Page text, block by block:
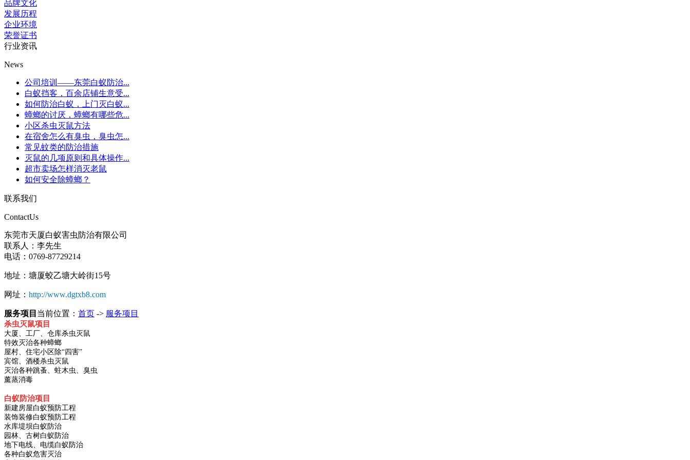
品牌文化
发展历程
企业环境
荣誉证书
行业资讯
News
公司培训——东莞白蚁防治...
白蚁挡客，百余店铺生意受...
如何防治白蚁，上门灭白蚁...
蟑螂的讨厌，蟑螂有哪些危...
小区杀虫灭鼠方法
在宿舍怎么有臭虫，臭虫怎...
常见蚊类的防治措施
灭鼠的几项原则和具体操作...
超市卖场怎样消灭老鼠
如何安全除蟑螂？
联系我们
ContactUs
东莞市天厦白蚁害虫防治有限公司
联系人：李先生
电话：0769-87729214
地址：塘厦蛟乙塘大岭街15号
网址： http://www.dgtxb8.com
服务项目 当前位置： 首页 -> 服务项目
杀虫灭鼠项目
大厦、工厂、仓库杀虫灭鼠
特效灭治各种蟑螂
屋村、住宅小区除“四害”
宾馆、酒楼杀虫灭鼠
灭治各种跳蚤、蛀木虫、臭虫
薰蒸消毒
白蚁防治项目
新建房屋白蚁预防工程
装饰装修白蚁预防工程
水库堤坝白蚁防治
园林、古树白蚁防治
地下电线、电缆白蚁防治
各种白蚁危害灭治